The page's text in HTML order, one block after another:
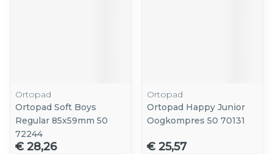
Ortopad
Ortopad Soft Boys
Regular 85x59mm 50
72244
€ 28,26
Ortopad
Ortopad Happy Junior
Oogkompres 50 70131
€ 25,57